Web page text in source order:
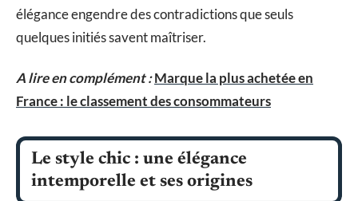
élégance engendre des contradictions que seuls
quelques initiés savent maîtriser.
A lire en complément :Marque la plus achetée en
France : le classement des consommateurs
Le style chic : une élégance
intemporelle et ses origines